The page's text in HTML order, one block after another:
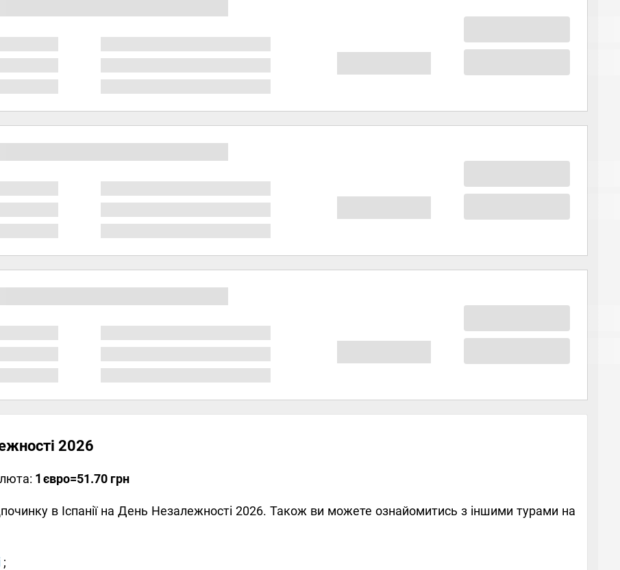
2026
1євро=51.70 грн
в Іспанії на День Незалежності 2026. Також ви можете ознайомитись з іншими турами на
;